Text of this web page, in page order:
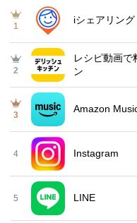
1
iシェアリン
2
レシピ動画で
ン
3
Amazon
4 Instagram
5 LINE